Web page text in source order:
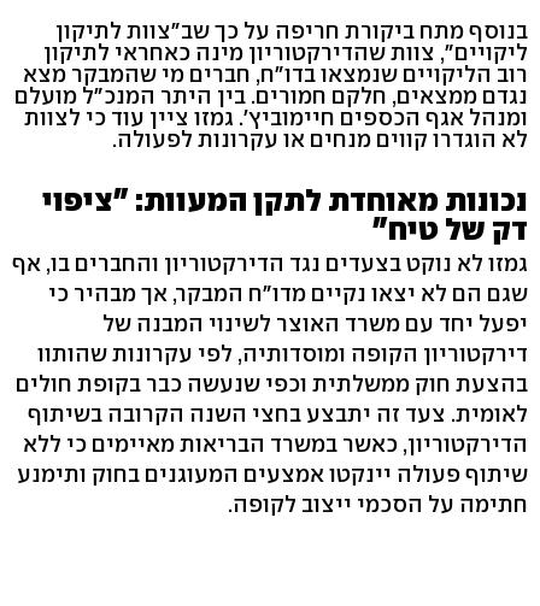
בנוסף מתח ביקורת חריפה על כך שב"צוות לתיקון
ליקויים", צוות שהדירקטוריון מינה כאחראי לתיקון
רוב הליקויים שנמצאו בדו"ח, חברים מי שהמבקר מצא
נגדם ממצאים, חלקם חמורים. בין היתר המנכ"ל מועלם
ומנהל אגף הכספים חיימוביץ'. גמזו ציין עוד כי לצוות
לא הוגדרו קווים מנחים או עקרונות לפעולה.
נכונות מאוחדת לתקן המעוות: "ציפוי
דק של טיח"
גמזו לא נוקט בצעדים נגד הדירקטוריון והחברים בו, אף
שגם הם לא יצאו נקיים מדו"ח המבקר, אך מבהיר כי
יפעל יחד עם משרד האוצר לשינוי המבנה של
דירקטוריון הקופה ומוסדותיה, לפי עקרונות שהותוו
בהצעת חוק ממשלתית וכפי שנעשה כבר בקופת חולים
לאומית. צעד זה יתבצע בחצי השנה הקרובה בשיתוף
הדירקטוריון, כאשר במשרד הבריאות מאיימים כי ללא
שיתוף פעולה יינקטו אמצעים המעוגנים בחוק ותימנע
חתימה על הסכמי ייצוב לקופה.